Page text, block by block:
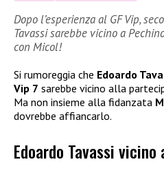
Dopo l’esperienza al GF Vip,
Tavassi sarebbe vicino a
con Micol!
Si rumoreggia che Edoardo
Vip 7 sarebbe vicino alla
Ma non insieme alla fidanzata
dovrebbe affiancarlo.
Edoardo Tavassi vicino